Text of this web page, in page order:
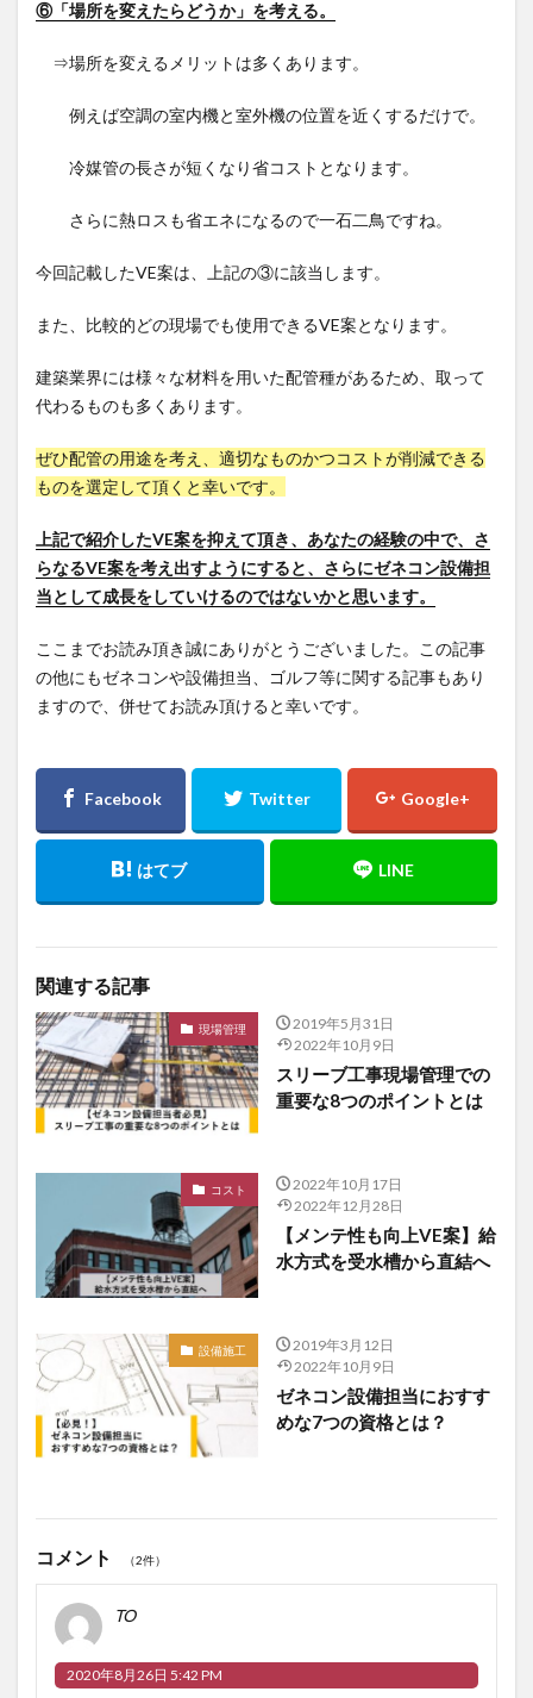
⑥「場所を変えたらどうか」を考える。
⇒場所を変えるメリットは多くあります。
例えば空調の室内機と室外機の位置を近くするだけで。
冷媒管の長さが短くなり省コストとなります。
さらに熱ロスも省エネになるので一石二鳥ですね。
今回記載したVE案は、上記の③に該当します。
また、比較的どの現場でも使用できるVE案となります。
建築業界には様々な材料を用いた配管種があるため、取って
代わるものも多くあります。
ぜひ配管の用途を考え、適切なものかつコストが削減できる
ものを選定して頂くと幸いです。
上記で紹介したVE案を抑えて頂き、あなたの経験の中で、さ
らなるVE案を考え出すようにすると、さらにゼネコン設備担
当として成長をしていけるのではないかと思います。
ここまでお読み頂き誠にありがとうございました。この記事
の他にもゼネコンや設備担当、ゴルフ等に関する記事もあり
ますので、併せてお読み頂けると幸いです。
関連する記事
現場管理
2019年5月31日
2022年10月9日
スリーブ工事現場管理での
重要な8つのポイントとは
コスト
2022年10月17日
2022年12月28日
【メンテ性も向上VE案】給
水方式を受水槽から直結へ
設備施工
2019年3月12日
2022年10月9日
ゼネコン設備担当におすす
めな7つの資格とは？
コメント （2件）
TO
2020年8月26日 5:42 PM